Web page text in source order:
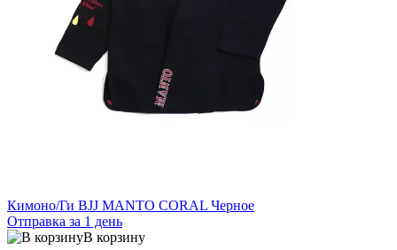
Кимоно/Ги BJJ MANTO CORAL Черное
Отправка за 1 день
В корзину